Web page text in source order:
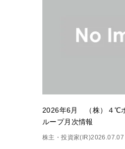
2026年6月 （株）４℃
ループ月次情報
株主・投資家(IR)2026.07.07